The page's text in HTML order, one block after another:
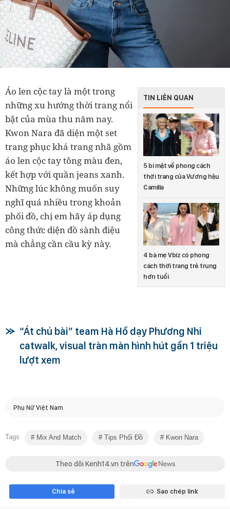
TIN LIÊN QUAN
5 bí mật về phong cách
thời trang của Vương hậu
Camilla
4 bà mẹ Vbiz có phong
cách thời trang trẻ trung
hơn tuổi
Áo len cộc tay là một trong
những xu hướng thời trang nổi
bật của mùa thu năm nay.
Kwon Nara đã diện một set
trang phục khá trang nhã gồm
áo len cộc tay tông màu đen,
kết hợp với quần jeans xanh.
Những lúc không muốn suy
nghĩ quá nhiều trong khoản
phối đồ, chị em hãy áp dụng
công thức diện đồ sành điệu
mà chẳng cần cầu kỳ này.
“Át chủ bài” team Hà Hồ dạy Phương Nhi
catwalk, visual tràn màn hình hút gần 1 triệu
lượt xem
Phụ Nữ Việt Nam
Tags Mix And Match Tips Phối Đồ Kwon Nara
Theo dõi Kenh14.vn trên
Chia sẻ Sao chép link